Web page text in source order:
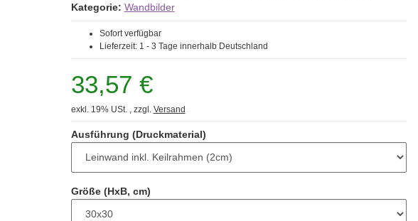
Kategorie: Wandbilder
Sofort verfügbar
Lieferzeit: 1 - 3 Tage innerhalb Deutschland
33,57 €
exkl. 19% USt. , zzgl. Versand
Ausführung (Druckmaterial)
Größe (HxB, cm)